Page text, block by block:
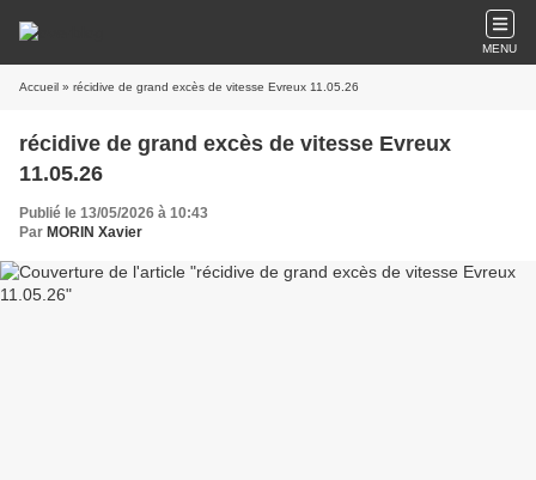
MENU
Accueil » récidive de grand excès de vitesse Evreux 11.05.26
récidive de grand excès de vitesse Evreux
11.05.26
Publié le 13/05/2026 à 10:43
Par MORIN Xavier